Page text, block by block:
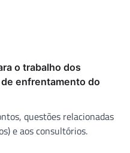
o trabalho dos
enfrentamento do
questões relacionadas
e aos consultórios.